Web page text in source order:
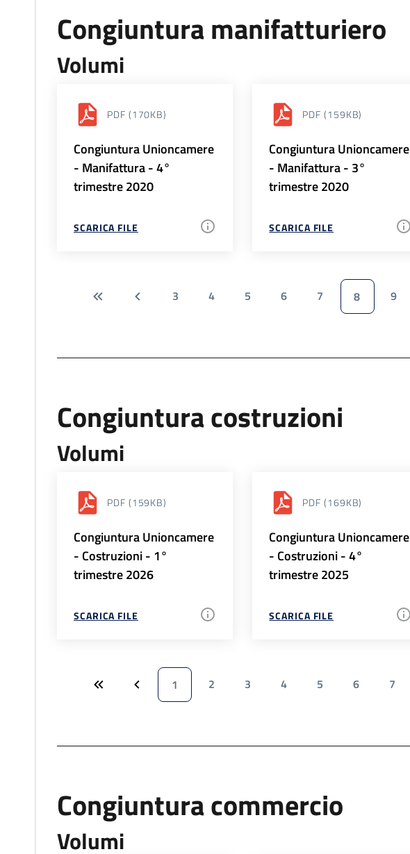
Congiuntura manifatturiero
Volumi
PDF (170KB)
Congiuntura Unioncamere
- Manifattura - 4°
trimestre 2020
SCARICA FILE
PDF (159KB)
Congiuntura Unioncamere
- Manifattura - 3°
trimestre 2020
SCARICA FILE
3 4 5 6 7 8 9
Congiuntura costruzioni
Volumi
PDF (159KB)
Congiuntura Unioncamere
- Costruzioni - 1°
trimestre 2026
SCARICA FILE
PDF (169KB)
Congiuntura Unioncamere
- Costruzioni - 4°
trimestre 2025
SCARICA FILE
1 2 3 4 5 6 7
Congiuntura commercio
Volumi